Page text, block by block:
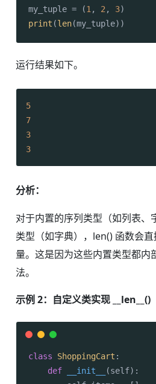
my_tuple = (1 , 2 , 3
print (len
运行结果如下。
5
7
3
3
分析：
对于内置的序列类型（如列表、
类型（如字典），len() 函数会
量。这是因为这些内置类型都内
法。
示例 2：自定义类实现 __len__()
class ShoppingCart :
def
__init__ (self):